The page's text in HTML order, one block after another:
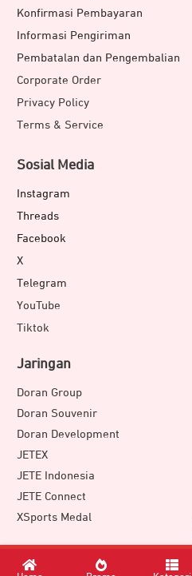
Konfirmasi Pembayaran
Informasi Pengiriman
Pembatalan dan Pengembalian
Corporate Order
Privacy Policy
Terms & Service
Sosial Media
Instagram
Threads
Facebook
X
Telegram
YouTube
Tiktok
Jaringan
Doran Group
Doran Souvenir
Doran Development
JETEX
JETE Indonesia
JETE Connect
XSports Medal
Download Apps